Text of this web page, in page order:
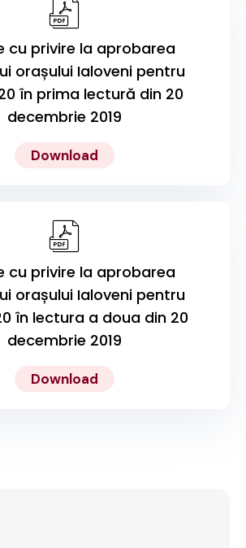
cu privire la aprobarea
orașului Ialoveni pentru
în prima lectură din 20
decembrie 2019
Download
cu privire la aprobarea
orașului Ialoveni pentru
în lectura a doua din 20
decembrie 2019
Download